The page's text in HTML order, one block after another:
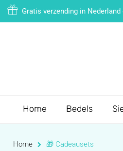
Gratis verzending in Nederland
Home Bedels
Home 🎁 Cadeausets